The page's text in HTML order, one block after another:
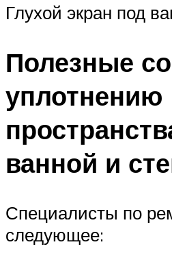
Глухой экран под
Полезные
уплотнению
ванной и
Специалисты по
следующее: